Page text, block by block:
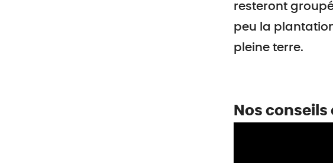
resteront
peu la
pleine terre.
Nos